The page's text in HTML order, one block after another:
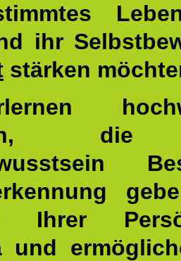
ihr
stärken
die
Ihrer
und